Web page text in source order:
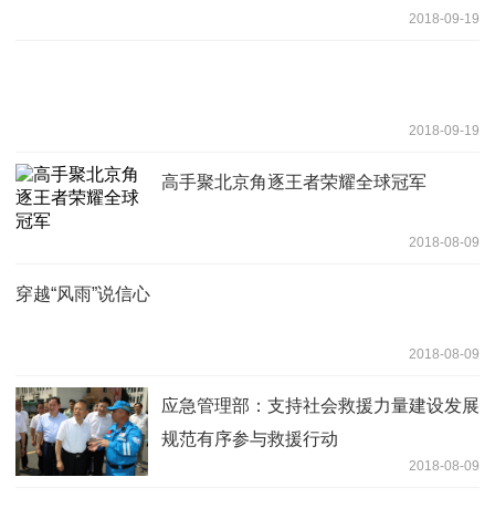
2018-09-19
2018-09-19
高手聚北京角逐王者荣耀全球冠军
2018-08-09
穿越“风雨”说信心
2018-08-09
应急管理部：支持社会救援力量建设发展
规范有序参与救援行动
2018-08-09